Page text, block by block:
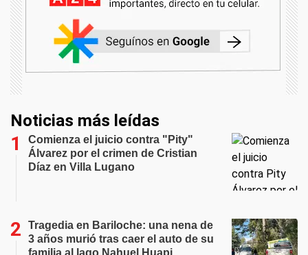
Noticias más leídas
Comienza el juicio contra "Pity"
Álvarez por el crimen de Cristian
Díaz en Villa Lugano
Tragedia en Bariloche: una nena de
3 años murió tras caer el auto de su
familia al lago Nahuel Huapi